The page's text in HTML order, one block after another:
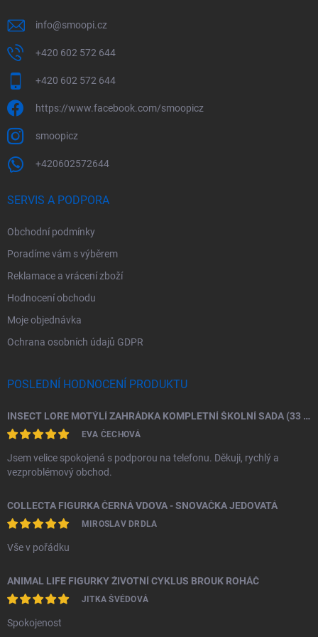
info@smoopi.cz
+420 602 572 644
+420 602 572 644
https://www.facebook.com/smoopicz
smoopicz
+420602572644
SERVIS A PODPORA
Obchodní podmínky
Poradíme vám s výběrem
Reklamace a vrácení zboží
Hodnocení obchodu
Moje objednávka
Ochrana osobních údajů GDPR
POSLEDNÍ HODNOCENÍ PRODUKTU
INSECT LORE MOTÝLÍ ZAHRÁDKA KOMPLETNÍ ŠKOLNÍ SADA (33 HOUSENEK)
EVA ČECHOVÁ
Jsem velice spokojená s podporou na telefonu. Děkuji, rychlý a
vezproblémový obchod.
COLLECTA FIGURKA ČERNÁ VDOVA - SNOVAČKA JEDOVATÁ
MIROSLAV DRDLA
Vše v pořádku
ANIMAL LIFE FIGURKY ŽIVOTNÍ CYKLUS BROUK ROHÁČ
JITKA ŠVÉDOVÁ
Spokojenost